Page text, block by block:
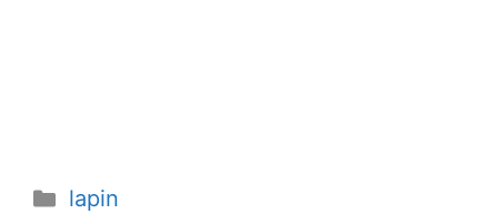
Catégories
lapin